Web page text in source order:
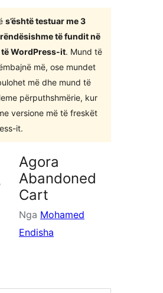
s’është testuar me 3
të fundit në
WordPress-it. Mund të
më, ose mundet
më dhe mund të
përputhshmërie, kur
versione më të freskët
it.
Agora
Abandoned
Cart
Nga Mohamed
Endisha